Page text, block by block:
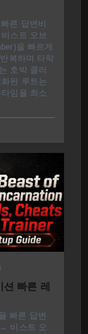
른 답변비
스트 오브
을 빠르게
복하며 타락
호박 클러
된 루트는
임을 최소
빠른 레
빠른 답변
비스트 오